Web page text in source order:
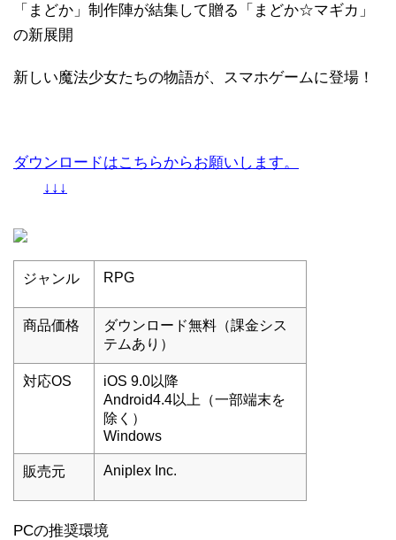
「まどか」制作陣が結集して贈る「まどか☆マギカ」
の新展開
新しい魔法少女たちの物語が、スマホゲームに登場！
ダウンロードはこちらからお願いします。
↓↓↓
ジャンル RPG
商品価格
ダウンロード無料（課金シス
テムあり）
対応OS
iOS 9.0以降
Android4.4以上（一部端末を
除く）
Windows
販売元 Aniplex Inc.
PCの推奨環境